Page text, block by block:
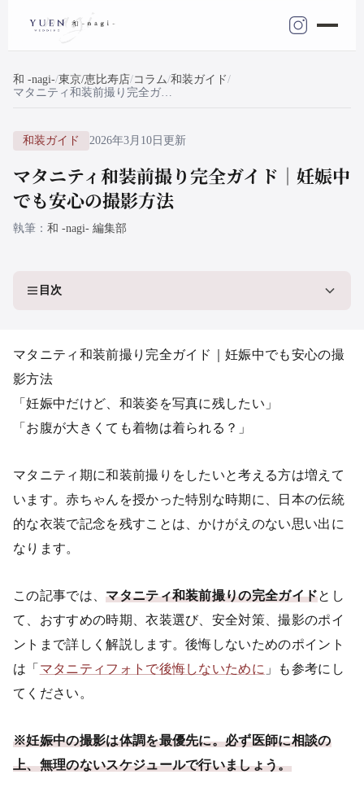
和 -nagi- 東京/恵比寿店 コラム 和装ガイド
マタニティ和装前撮り完全ガイド｜妊娠中でも安心の撮影方法
和装ガイド 2026年3月10日更新
マタニティ和装前撮り完全ガイド｜妊娠中
でも安心の撮影方法
執筆 和 -nagi- 編集部
目次
マタニティ和装前撮り完全ガイド｜妊娠中でも安心の撮
影方法
「妊娠中だけど、和装姿を写真に残したい」
「お腹が大きくても着物は着られる？」
マタニティ期に和装前撮りをしたいと考える方は増えて
います。赤ちゃんを授かった特別な時期に、日本の伝統
的な衣装で記念を残すことは、かけがえのない思い出に
なります。
この記事では、マタニティ和装前撮りの完全ガイドとし
て、おすすめの時期、衣装選び、安全対策、撮影のポイ
ントまで詳しく解説します。後悔しないためのポイント
は「 マタニティフォトで後悔しないために 」も参考にし
てください。
※妊娠中の撮影は体調を最優先に。必ず医師に相談の
上、無理のないスケジュールで行いましょう。